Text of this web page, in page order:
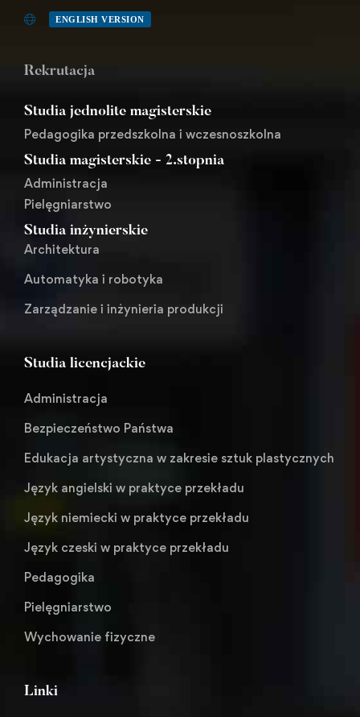
ENGLISH VERSION
Rekrutacja
Studia jednolite magisterskie
Pedagogika przedszkolna i wczesnoszkolna
Studia magisterskie - 2.stopnia
Administracja
Pielęgniarstwo
Studia inżynierskie
Architektura
Automatyka i robotyka
Zarządzanie i inżynieria produkcji
Studia licencjackie
Administracja
Bezpieczeństwo Państwa
Edukacja artystyczna w zakresie sztuk plastycznych
Język angielski w praktyce przekładu
Język niemiecki w praktyce przekładu
Język czeski w praktyce przekładu
Pedagogika
Pielęgniarstwo
Wychowanie fizyczne
Linki